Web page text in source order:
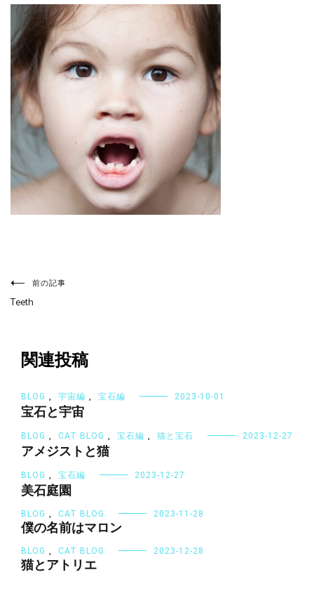
投
稿
ナ
ゲ
ー
シ
ョ
ン
前の記事
Teeth
関連投稿
BLOG 宇宙編 宝石編 2023-10-01
宝石と宇宙
BLOG CAT BLOG 宝石編 猫と宝石 2023-12-27
アメジストと猫
BLOG 宝石編 2023-12-27
美石庭園
BLOG CAT BLOG 2023-11-28
僕の名前はマロン
BLOG CAT BLOG 2023-12-28
猫とアトリエ